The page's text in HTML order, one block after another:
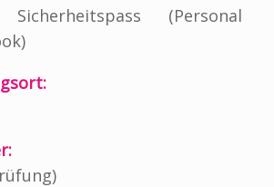
Sicherheitspass (Personal